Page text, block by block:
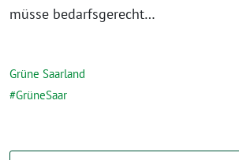
müsse bedarfsgerecht…
Grüne Saarland
GrüneSaar